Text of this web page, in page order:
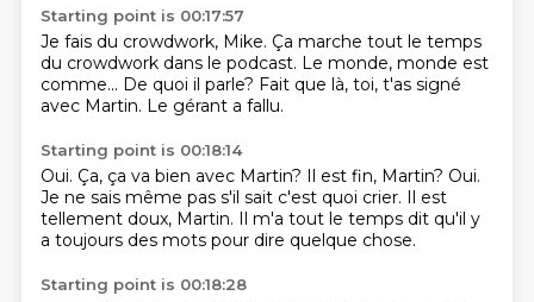
Starting point is 00:17:57
Je fais du crowdwork, Mike. Ça marche tout le temps
du crowdwork dans le podcast. Le monde, monde est
comme... De quoi il parle? Fait que là, toi, t'as signé
avec Martin. Le gérant a fallu.
Starting point is 00:18:14
Oui. Ça, ça va bien avec Martin? Il est fin, Martin? Oui.
Je ne sais même pas s'il sait c'est quoi crier. Il est
tellement doux, Martin. Il m'a tout le temps dit qu'il y
a toujours des mots pour dire quelque chose.
Starting point is 00:18:28